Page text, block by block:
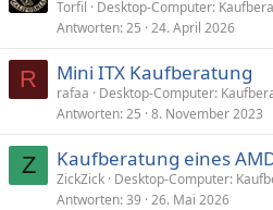
:
Torfil
Desktop-Computer:
Antworten 25 24. April 2026
R Mini ITX Kaufberatung
rafaa
Desktop-Computer:
Antworten 25 8. November 2023
Z Kaufberatung eines
ZickZick Desktop-Computer:
Antworten 39 26. Mai 2026